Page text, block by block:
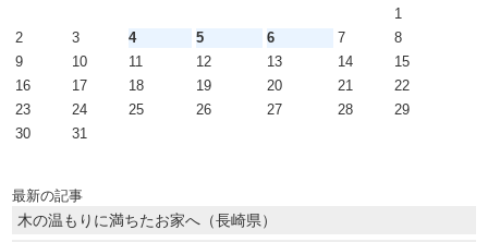
1
2
3 4 5 6 7
8
9
10 11 12 13 14
15
16
17 18 19 20 21
22
23
24 25 26 27 28
29
30
31
最新の記事
木の温もりに満ちたお家へ（長崎県）